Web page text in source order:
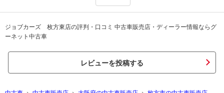
ジョブカーズ 枚方東店の評判・口コミ 中古車販売店・ディーラー情報ならグ
ーネット中古車
レビューを投稿する